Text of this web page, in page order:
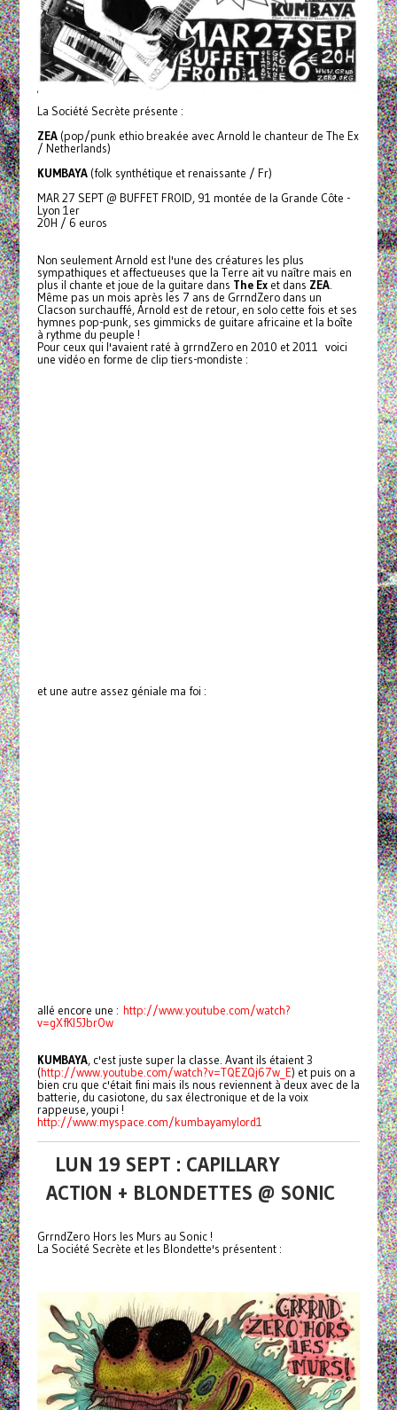
La Société Secrète présente :
ZEA(pop/punk ethio breakée avec Arnold le chanteur de The Ex
/ Netherlands)
KUMBAYA(folk synthétique et renaissante / Fr)
MAR 27 SEPT @ BUFFET FROID, 91 montée de la Grande Côte -
Lyon 1er
20H / 6 euros
Non seulement Arnold est l'une des créatures les plus
sympathiques et affectueuses que la Terre ait vu naître mais en
plus il chante et joue de la guitare dans The Exet dans ZEA.
Même pas un mois après les 7 ans de GrrndZero dans un
Clacson surchauffé, Arnold est de retour, en solo cette fois et ses
hymnes pop-punk, ses gimmicks de guitare africaine et la boîte
à rythme du peuple !
Pour ceux qui l'avaient raté à grrndZero en 2010 et 2011 voici
une vidéo en forme de clip tiers-mondiste :
et une autre assez géniale ma foi :
allé encore une : http://www.youtube.com/watch?
v=gXfKI5JbrOw
KUMBAYA, c'est juste super la classe. Avant ils étaient 3
(http://www.youtube.com/watch?v=TQEZQj67w_E) et puis on a
bien cru que c'était fini mais ils nous reviennent à deux avec de la
batterie, du casiotone, du sax électronique et de la voix
rappeuse, youpi !
http://www.myspace.com/kumbayamylord1
LUN 19 SEPT : CAPILLARY
ACTION + BLONDETTES @ SONIC
GrrndZero Hors les Murs au Sonic !
La Société Secrète et les Blondette's présentent :